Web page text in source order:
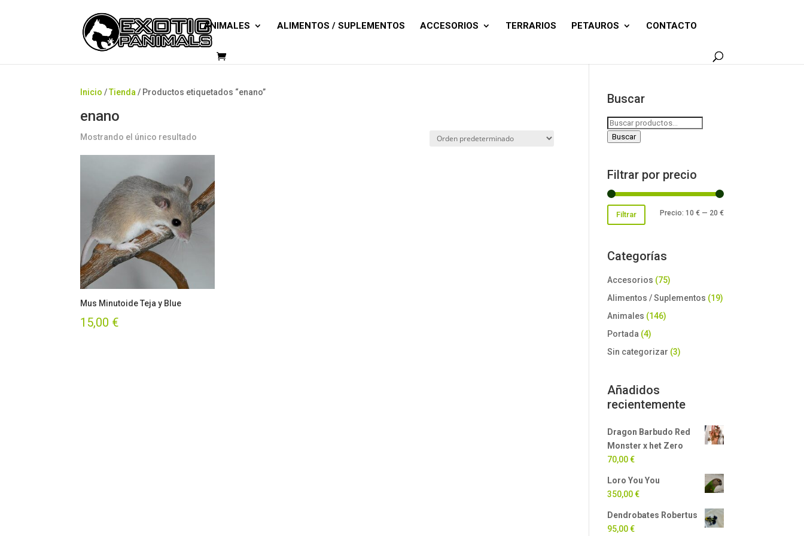
ANIMALES ALIMENTOS / SUPLEMENTOS ACCESORIOS TERRARIOS PETAUROS CONTACTO
productos
Inicio /Tienda / Productos etiquetados “enano”
enano
Mostrando el único resultado
Mus Minutoide Teja y Blue
15,00 €
Buscar
Buscar
por:
Buscar
Filtrar por precio
Precio
Precio
Filtrar Precio: 10 €— 20 €
Categorías
Accesorios (75)
Alimentos / Suplementos (19)
Animales (146)
Portada (4)
Sin categorizar (3)
Añadidos
recientemente
Dragon Barbudo Red
Monster x het Zero
70,00€
Loro You You
350,00€
Dendrobates Robertus
95,00€